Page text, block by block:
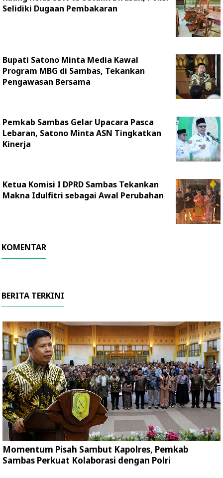
Selidiki Dugaan Pembakaran
Bupati Satono Minta Media Kawal
Program MBG di Sambas, Tekankan
Pengawasan Bersama
Pemkab Sambas Gelar Upacara Pasca
Lebaran, Satono Minta ASN Tingkatkan
Kinerja
Ketua Komisi I DPRD Sambas Tekankan
Makna Idulfitri sebagai Awal Perubahan
KOMENTAR
BERITA TERKINI
Momentum Pisah Sambut Kapolres, Pemkab
Sambas Perkuat Kolaborasi dengan Polri